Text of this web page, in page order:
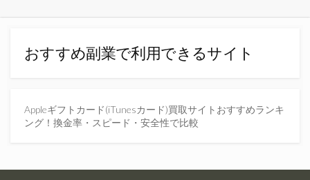
おすすめ副業で利用できるサイト
Appleギフトカード(iTunesカード)買取サイトおすすめランキ
ング！換金率・スピード・安全性で比較